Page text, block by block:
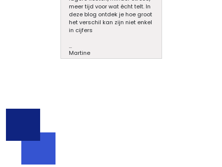
meer tijd voor wat écht telt. In
deze blog ontdek je hoe groot
het verschil kan zijn niet enkel
in cijfers
...
Martine